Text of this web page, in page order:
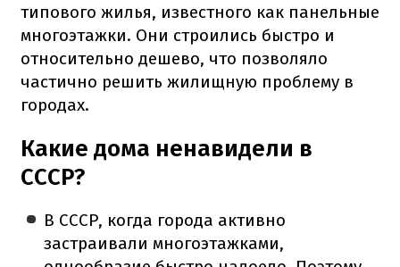
типового жилья, известного как панельные
многоэтажки. Они строились быстро и
относительно дешево, что позволяло
частично решить жилищную проблему в
городах.
Какие дома ненавидели в
СССР?
В СССР, когда города активно
застраивали многоэтажками,